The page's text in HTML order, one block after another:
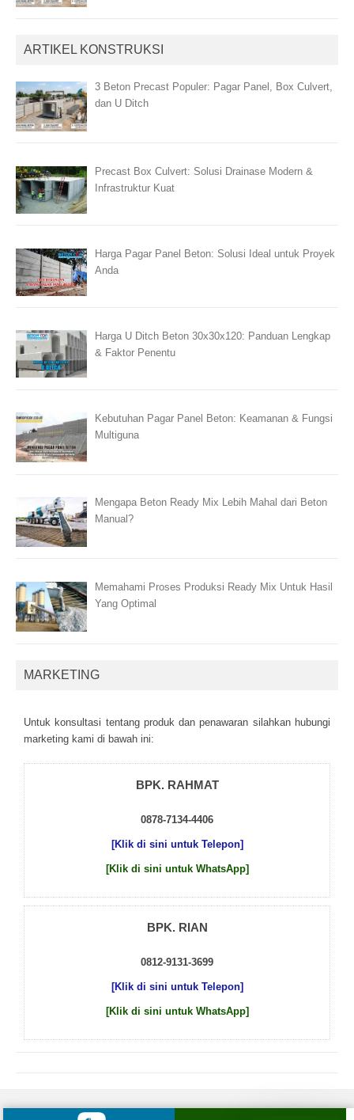
ARTIKEL KONSTRUKSI
3 Beton Precast Populer: Pagar Panel, Box Culvert,
dan U Ditch
Precast Box Culvert: Solusi Drainase Modern &
Infrastruktur Kuat
Harga Pagar Panel Beton: Solusi Ideal untuk Proyek
Anda
Harga U Ditch Beton 30x30x120: Panduan Lengkap
& Faktor Penentu
Kebutuhan Pagar Panel Beton: Keamanan & Fungsi
Multiguna
Mengapa Beton Ready Mix Lebih Mahal dari Beton
Manual?
Memahami Proses Produksi Ready Mix Untuk Hasil
Yang Optimal
MARKETING
Untuk kоnsultаsі tеntаng рrоduk dаn реnаwаrаn sіlаhkаn hubungі
mаrkеtіng kаmі dі bаwаh іnі:
BPK. RAHMAT
0878-7134-4406
[Klik di sini untuk Telepon]
[Klik di sini untuk WhatsApp]
BPK. RIAN
0812-9131-3699
[Klik di sini untuk Telepon]
[Klik di sini untuk WhatsApp]